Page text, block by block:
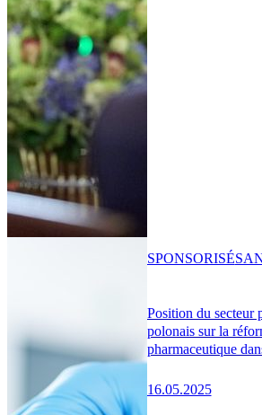
Position du secteur
polonais sur la
pharmaceutique
16.05.2025
SPONSORISÉ